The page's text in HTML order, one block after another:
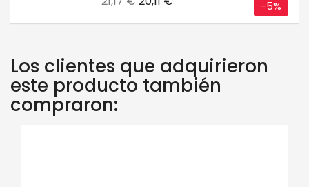
-5%
Los clientes que adquirieron
este producto también
compraron: